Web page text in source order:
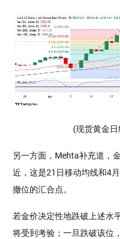
(现货黄金
另一方面，Mehta补充道，
近，这是21日移动均线和4
撤位的汇合点。
若金价决定性地跌破上述水
将受到考验；一旦跌破该位